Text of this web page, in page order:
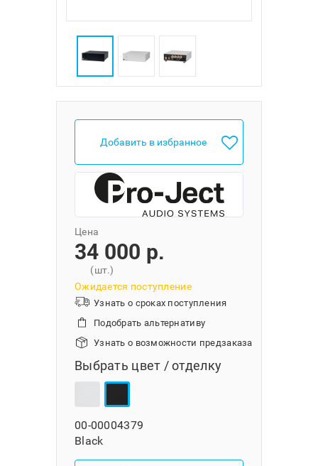
Добавить в избранное
Цена
34 000 p.
(шт.)
Ожидается поступление
Узнать о сроках поступления
Подобрать альтернативу
Узнать о возможности предзаказа
Выбрать цвет / отделку
00-00004379
Black